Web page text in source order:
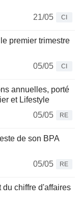
21/05
CI
premier trimestre
05/05
CI
annuelles, porté
et Lifestyle
05/05
RE
de son BPA
05/05
RE
chiffre d'affaires